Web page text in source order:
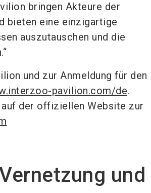
bringen Akteure der
bieten eine einzigartige
auszutauschen und die
und zur Anmeldung für den
pavilion.com/de.
der offiziellen Website zur
und